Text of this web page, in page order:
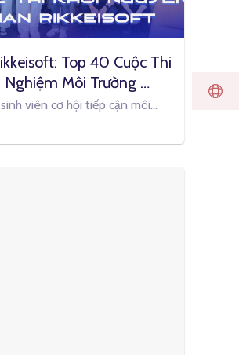
Top 40 Cuộc Thi
Nghiệm Môi Trường
Tế
viên cơ hội tiếp cận môi